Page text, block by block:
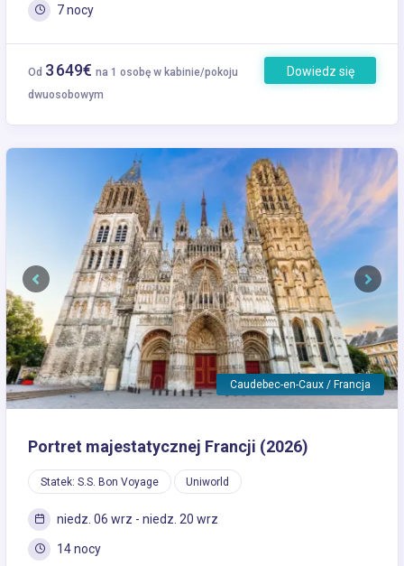
7 nocy
Od 3 649€ na 1 osobę w kabinie/pokoju
dwuosobowym
Dowiedz się
więcej
Caudebec-en-Caux / Francja
Previous Next
Portret majestatycznej Francji (2026)
Statek: S.S. Bon Voyage Uniworld
niedz. 06 wrz - niedz. 20 wrz
14 nocy